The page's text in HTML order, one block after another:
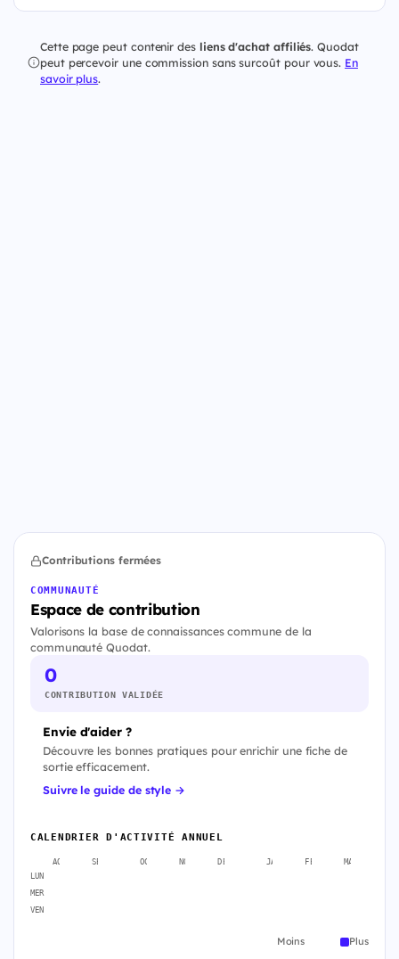
Cette page peut contenir des liens d'achat affiliés. Quodat
peut percevoir une commission sans surcoût pour vous. En
savoir plus.
Contributions fermées
COMMUNAUTÉ
Espace de contribution
Valorisons la base de connaissances commune de la
communauté Quodat.
0
CONTRIBUTION VALIDÉE
Envie d'aider ?
Découvre les bonnes pratiques pour enrichir une fiche de
sortie efficacement.
Suivre le guide de style →
CALENDRIER D'ACTIVITÉ ANNUEL
AOÛT SEPT. OCT. NOV. DÉC. JANV. FÉVR. MARS
LUN
MER
VEN
Moins Plus